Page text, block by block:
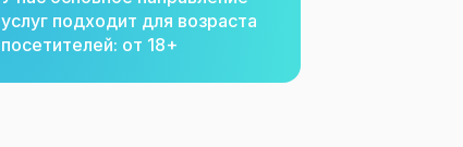
услуг подходит для возраста
посетителей: от 18+